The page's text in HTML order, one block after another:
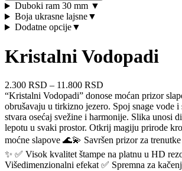
Duboki ram 30 mm ▼
Boja ukrasne lajsne▼
Dodatne opcije▼
Kristalni Vodopadi
2.300 RSD – 11.800 RSD
“Kristalni Vodopadi” donose moćan prizor
obrušavaju u tirkizno jezero. Spoj snage vode
stvara osećaj svežine i harmonije. Slika unosi
lepotu u svaki prostor. Otkrij magiju prirode
moćne slapove 🌊💫 Savršen prizor za
✨ ✅ Visok kvalitet štampe na platnu u HD
Višedimenzionalni efekat ✅ Spremna za